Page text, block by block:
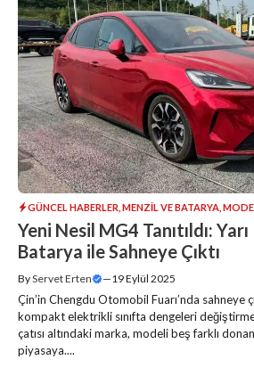
GÜNCEL HABERLER MENZIL VE BATARYA
Yeni Nesil MG4 Tanıtıldı:
Batarya ile Sahneye Çıktı
ByServet Erten —19 Eylül 2025
Çin’in Chengdu Otomobil Fuarı’nda sahneye
kompakt elektrikli sınıfta dengeleri
çatısı altındaki marka, modeli beş farklı
piyasaya....